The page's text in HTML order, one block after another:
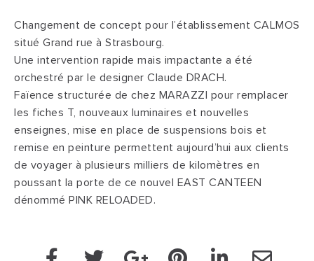
Changement de concept pour l’établissement CALMOS
situé Grand rue à Strasbourg.
Une intervention rapide mais impactante a été
orchestré par le designer Claude DRACH.
Faïence structurée de chez MARAZZI pour remplacer
les fiches T, nouveaux luminaires et nouvelles
enseignes, mise en place de suspensions bois et
remise en peinture permettent aujourd’hui aux clients
de voyager à plusieurs milliers de kilomètres en
poussant la porte de ce nouvel EAST CANTEEN
dénommé PINK RELOADED.